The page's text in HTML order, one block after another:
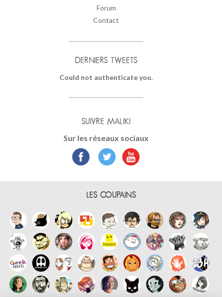
Forum
Contact
DERNIERS TWEETS
Could not authenticate you.
SUIVRE MALIKI
Sur les réseaux sociaux
LES COUPAINS